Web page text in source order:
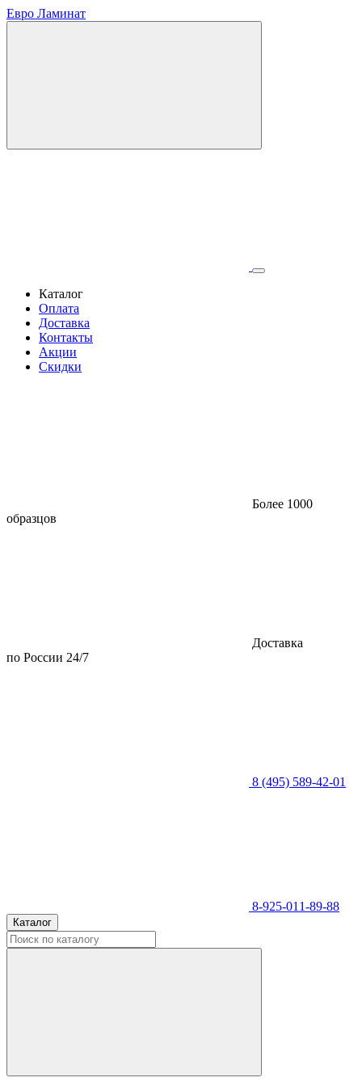
Евро Ламинат
Каталог
Оплата
Доставка
Контакты
Акции
Скидки
Более 1000
образцов
Доставка
по России 24/7
8 (495) 589-42-01
8-925-011-89-88
Каталог